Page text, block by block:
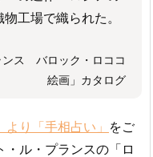
工場で織られた。
ンス バロック・ロココ
絵画」カタログ
り「手相占い」
をご
ル・プランスの「ロ